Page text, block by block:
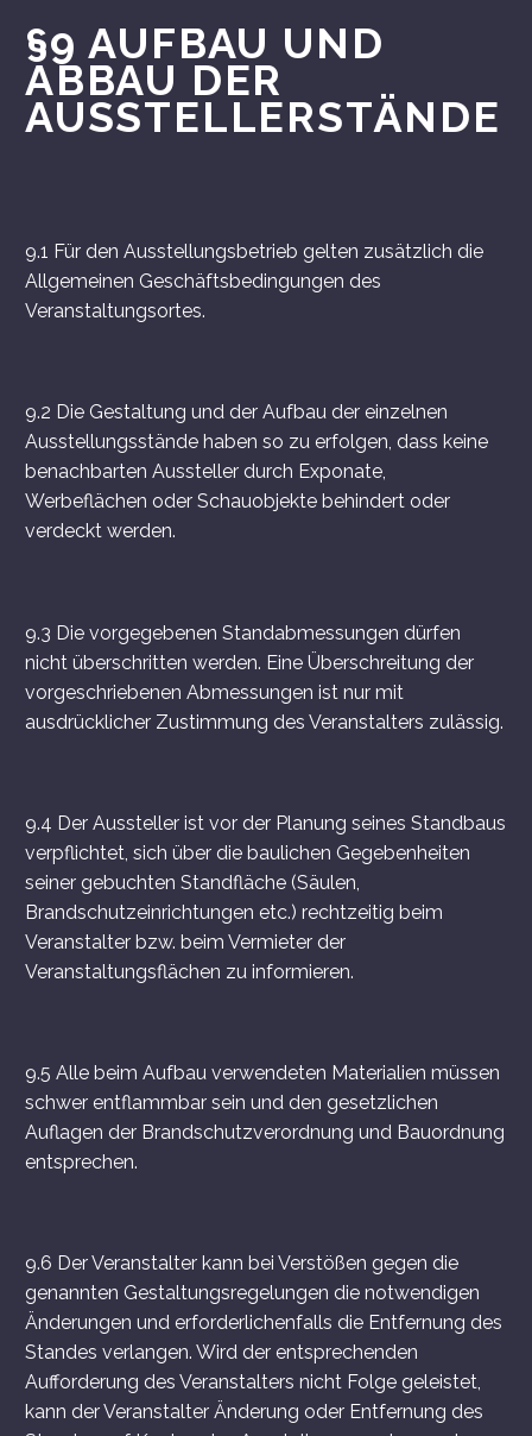
§9 AUFBAU UND
ABBAU DER
AUSSTELLERSTÄNDE
9.1 Für den Ausstellungsbetrieb gelten zusätzlich die
Allgemeinen Geschäftsbedingungen des
Veranstaltungsortes.
9.2 Die Gestaltung und der Aufbau der einzelnen
Ausstellungsstände haben so zu erfolgen, dass keine
benachbarten Aussteller durch Exponate,
Werbeflächen oder Schauobjekte behindert oder
verdeckt werden.
9.3 Die vorgegebenen Standabmessungen dürfen
nicht überschritten werden. Eine Überschreitung der
vorgeschriebenen Abmessungen ist nur mit
ausdrücklicher Zustimmung des Veranstalters zulässig.
9.4 Der Aussteller ist vor der Planung seines Standbaus
verpflichtet, sich über die baulichen Gegebenheiten
seiner gebuchten Standfläche (Säulen,
Brandschutzeinrichtungen etc.) rechtzeitig beim
Veranstalter bzw. beim Vermieter der
Veranstaltungsflächen zu informieren.
9.5 Alle beim Aufbau verwendeten Materialien müssen
schwer entflammbar sein und den gesetzlichen
Auflagen der Brandschutzverordnung und Bauordnung
entsprechen.
9.6 Der Veranstalter kann bei Verstößen gegen die
genannten Gestaltungsregelungen die notwendigen
Änderungen und erforderlichenfalls die Entfernung des
Standes verlangen. Wird der entsprechenden
Aufforderung des Veranstalters nicht Folge geleistet,
kann der Veranstalter Änderung oder Entfernung des